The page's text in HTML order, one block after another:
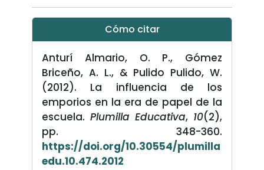
Cómo citar
Anturí Almario, O. P., Gómez
Briceño, A. L., & Pulido Pulido, W.
(2012). La influencia de los
emporios en la era de papel de la
escuela. Plumilla Educativa, 10(2),
pp. 348-360.
https://doi.org/10.30554/plumilla
edu.10.474.2012